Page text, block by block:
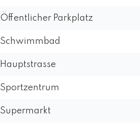
Öffentlicher Parkplatz
Schwimmbad
Hauptstrasse
Sportzentrum
Supermarkt